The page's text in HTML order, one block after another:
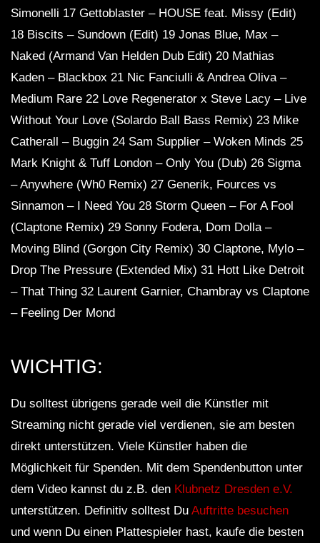
Simonelli 17 Gettoblaster – HOUSE feat. Missy (Edit)
18 Biscits – Sundown (Edit) 19 Jonas Blue, Max –
Naked (Armand Van Helden Dub Edit) 20 Mathias
Kaden – Blackbox 21 Nic Fanciulli & Andrea Oliva –
Medium Rare 22 Love Regenerator x Steve Lacy – Live
Without Your Love (Solardo Ball Bass Remix) 23 Mike
Catherall – Buggin 24 Sam Supplier – Woken Minds 25
Mark Knight & Tuff London – Only You (Dub) 26 Sigma
– Anywhere (Wh0 Remix) 27 Generik, Fources vs
Sinnamon – I Need You 28 Storm Queen – For A Fool
(Claptone Remix) 29 Sonny Fodera, Dom Dolla –
Moving Blind (Gorgon City Remix) 30 Claptone, Mylo –
Drop The Pressure (Extended Mix) 31 Hott Like Detroit
– That Thing 32 Laurent Garnier, Chambray vs Claptone
– Feeling Der Mond
WICHTIG:
Du solltest übrigens gerade weil die Künstler mit
Streaming nicht gerade viel verdienen, sie am besten
direkt unterstützen. Viele Künstler haben die
Möglichkeit für Spenden. Mit dem Spendenbutton unter
dem Video kannst du z.B. den Klubnetz Dresden e.V.
unterstützen. Definitiv solltest Du Auftritte besuchen
und wenn Du einen Plattespieler hast, kaufe die besten